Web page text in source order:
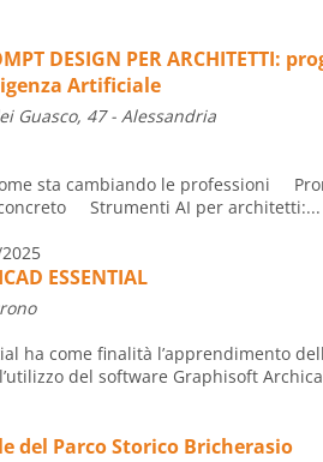
DESIGN PER ARCHITETTI:
Artificiale
Guasco, 47 - Alessandria
come sta cambiando le professioni
concreto Strumenti AI per architetti:...
ESSENTIAL
ha come finalità l’apprendimento
del software Graphisoft
del Parco Storico Bricherasio